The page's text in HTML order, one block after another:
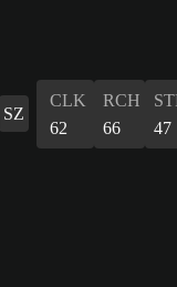
SZ
CLK
62
RCH
66
47